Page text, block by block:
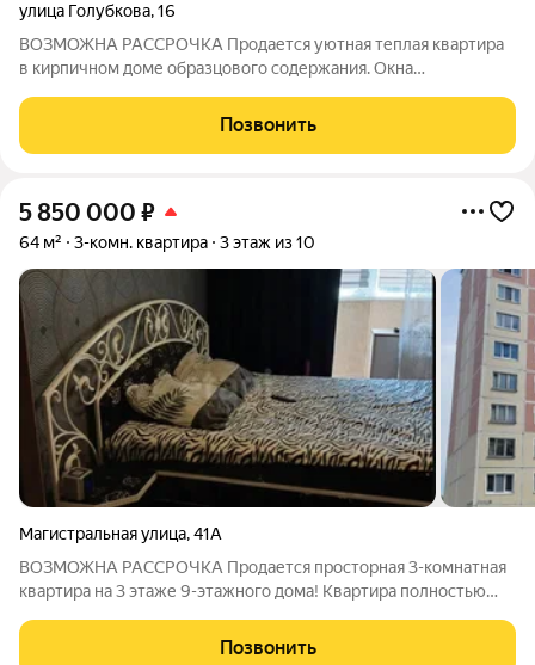
улица Голубкова,16
ВОЗМОЖНА РАССРОЧКА Продается уютная теплая квартира
в кирпичном доме образцового содержания. Окна
застеклена. Натяжные потолки, пол ламинат. Санузел
раздельный. Ванная комната и туалет выложены плиткой.
Позвонить
5 850 000 ₽
64 м² 3-комн. квартира 3 этаж из 10
Магистральная улица,41А
ВОЗМОЖНА РАССРОЧКА Продается просторная 3-комнатная
квартира на 3 этаже 9-этажного дома! Квартира полностью
ремонт, в квартире установлены теплые полы. Планировка и
Позвонить